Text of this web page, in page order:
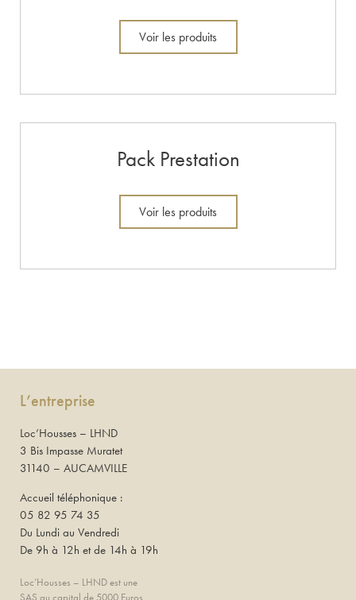
Voir les produits
Pack Prestation
Voir les produits
L’entreprise
Loc’Housses – LHND
3 Bis Impasse Muratet
31140 – AUCAMVILLE
Accueil téléphonique :
05 82 95 74 35
Du Lundi au Vendredi
De 9h à 12h et de 14h à 19h
Loc’Housses – LHND est une
SAS au capital de 5000 Euros